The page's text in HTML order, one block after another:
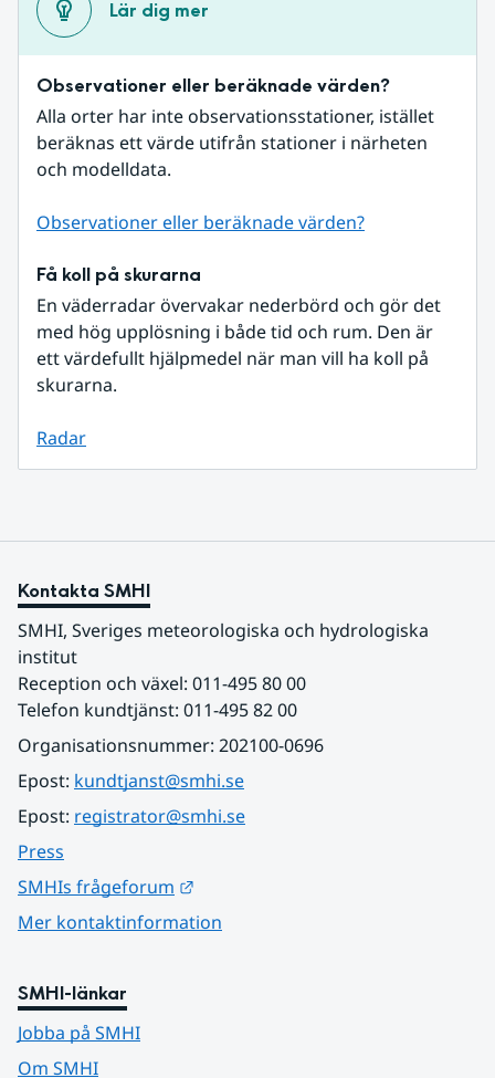
Lär dig mer
Observationer eller beräknade värden?
Alla orter har inte observationsstationer, istället
beräknas ett värde utifrån stationer i närheten
och modelldata.
Observationer eller beräknade värden?
Få koll på skurarna
En väderradar övervakar nederbörd och gör det
med hög upplösning i både tid och rum. Den är
ett värdefullt hjälpmedel när man vill ha koll på
skurarna.
Radar
Kontakta SMHI
SMHI, Sveriges meteorologiska och hydrologiska
institut
Reception och växel: 011-495 80 00
Telefon kundtjänst: 011-495 82 00
Organisationsnummer: 202100-0696
Epost: kundtjanst@smhi.se
Epost: registrator@smhi.se
Press
SMHIs frågeforum
Mer kontaktinformation
SMHI-länkar
Jobba på SMHI
Om SMHI